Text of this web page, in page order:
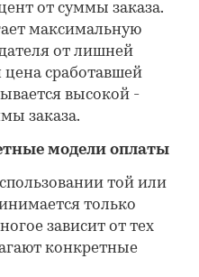
от суммы заказа.
максимальную
от лишней
цена сработавшей
высокой -
заказа.
модели оплаты
той или
только
зависит от тех
конкретные